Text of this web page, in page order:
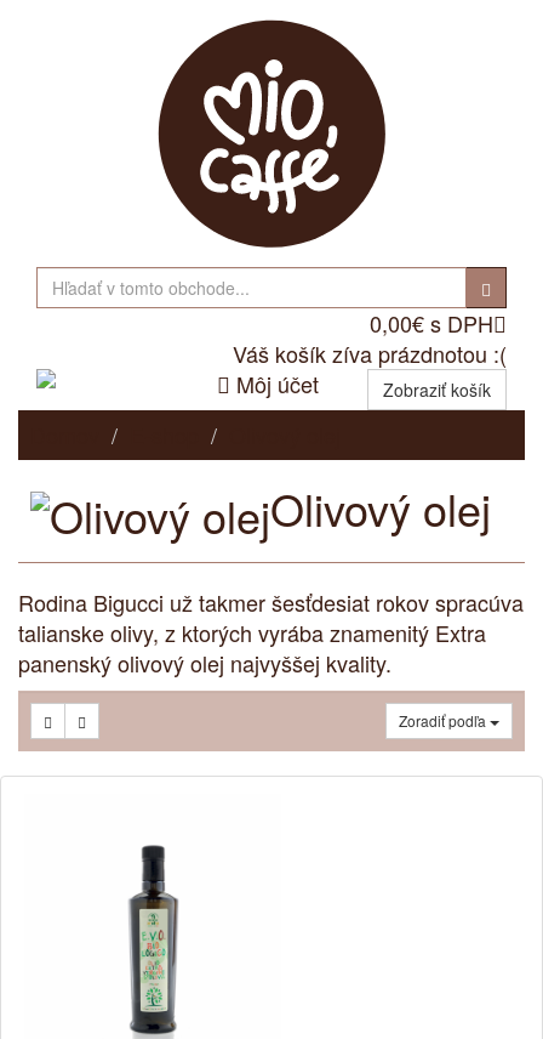
0,00€ s DPH
Váš košík zíva prázdnotou :(
Zobraziť košík
 Môj účet
Olivový olej
Rodina Bigucci už takmer šesťdesiat rokov spracúva
talianske olivy, z ktorých vyrába znamenitý Extra
panenský olivový olej najvyššej kvality.
Zoradiť podľa